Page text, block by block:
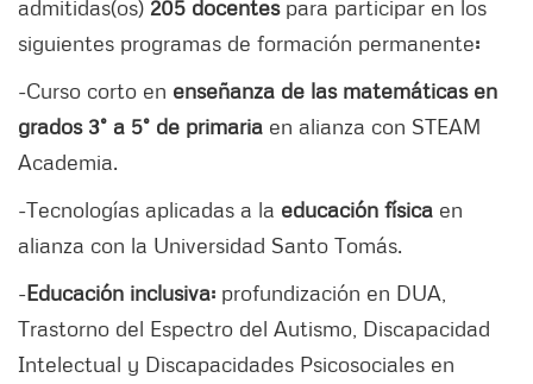
admitidas(os) 205 docentespara participar en los
siguientes programas de formación permanente:
-Curso corto en enseñanza de las matemáticas en
grados 3° a 5° de primaria en alianza con STEAM
Academia.
-Tecnologías aplicadas a la educación física en
alianza con la Universidad Santo Tomás.
-Educación inclusiva: profundización en DUA,
Trastorno del Espectro del Autismo, Discapacidad
Intelectual y Discapacidades Psicosociales en